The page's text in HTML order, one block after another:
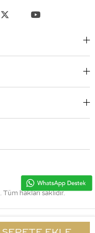
. Tüm hakları saklıdır.